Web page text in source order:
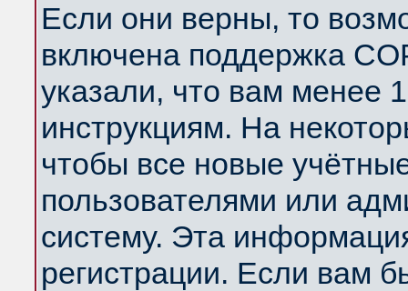
Если они верны, то
включена поддержка
указали, что вам менее
инструкциям. На
чтобы все новые
пользователями или
систему. Эта
регистрации. Если вам